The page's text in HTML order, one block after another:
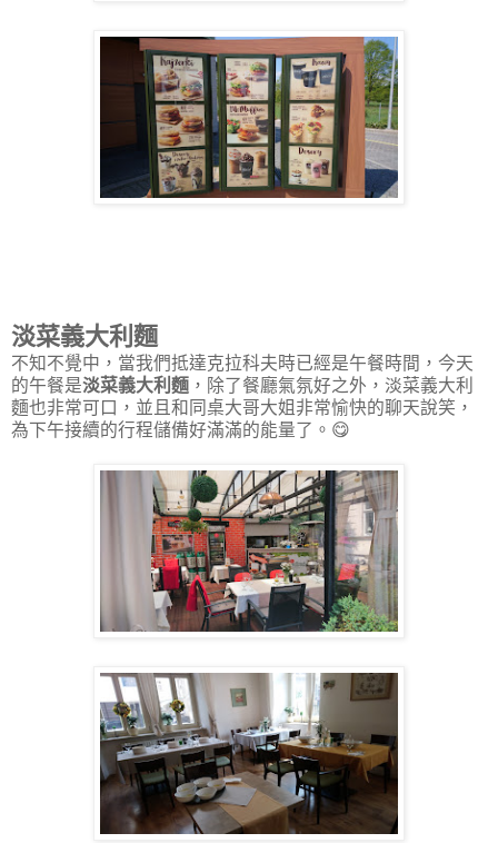
淡菜義大利麵
不知不覺中，當我們抵達克拉科夫時已經是午餐時間，今天
的午餐是淡菜義大利麵 ，除了餐廳氣氛好之外，淡菜義大利
麵也非常可口，並且和同桌大哥大姐非常愉快的聊天說笑，
為下午接續的行程儲備好滿滿的能量了。😋